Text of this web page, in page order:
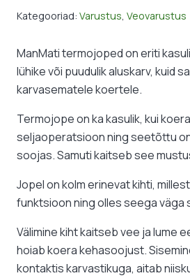
kogus
Kategooriad: Varustus, Veovarustus
ManMati termojoped on eriti
lühike või puudulik aluskarv, kuid
karvasematele koertele.
Termojope on ka kasulik, kui
seljaoperatsioon ning seetõttu
soojas. Samuti kaitseb see
Jopel on kolm erinevat kihti,
funktsioon ning olles seega väga
Välimine kiht kaitseb vee ja lume
hoiab koera kehasoojust.
kontaktis karvastikuga, aitab